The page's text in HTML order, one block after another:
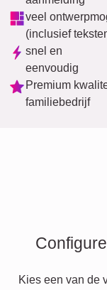
veel
(inclusief
snel en
eenvoudig
Premium
familiebedrijf
Kies een van de